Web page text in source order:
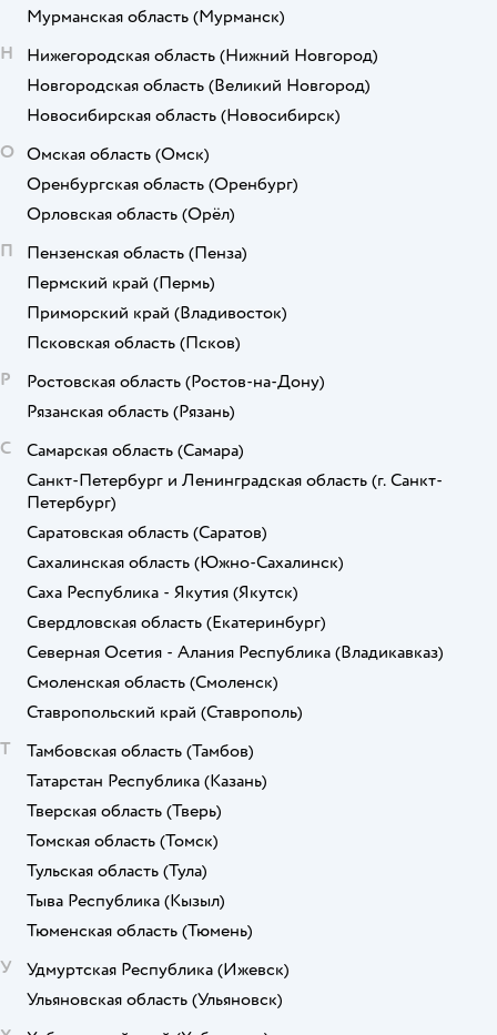
Мурманская область (Мурманск)
Н
Нижегородская область (Нижний Новгород)
Новгородская область (Великий Новгород)
Новосибирская область (Новосибирск)
О Омская область (Омск)
Оренбургская область (Оренбург)
Орловская область (Орёл)
П
Пензенская область (Пенза)
Пермский край (Пермь)
Приморский край (Владивосток)
Псковская область (Псков)
Р
Ростовская область (Ростов-на-Дону)
Рязанская область (Рязань)
С
Самарская область (Самара)
Санкт-Петербург и Ленинградская область (г. Санкт-
Петербург)
Саратовская область (Саратов)
Сахалинская область (Южно-Сахалинск)
Саха Республика - Якутия (Якутск)
Свердловская область (Екатеринбург)
Северная Осетия - Алания Республика (Владикавказ)
Смоленская область (Смоленск)
Ставропольский край (Ставрополь)
Т
Тамбовская область (Тамбов)
Татарстан Республика (Казань)
Тверская область (Тверь)
Томская область (Томск)
Тульская область (Тула)
Тыва Республика (Кызыл)
Тюменская область (Тюмень)
У
Удмуртская Республика (Ижевск)
Ульяновская область (Ульяновск)